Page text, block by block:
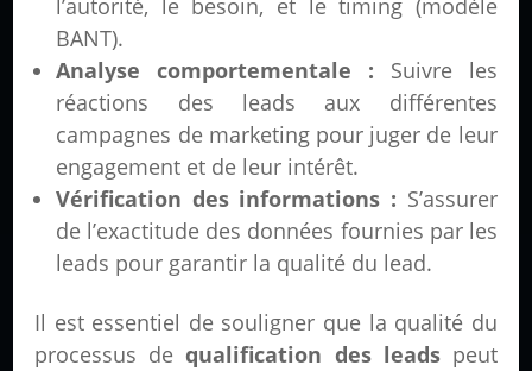
l’autorité, le besoin, et le timing (modèle
BANT).
Analyse comportementale : Suivre les
réactions des leads aux différentes
campagnes de marketing pour juger de leur
engagement et de leur intérêt.
Vérification des informations : S’assurer
de l’exactitude des données fournies par les
leads pour garantir la qualité du lead.
Il est essentiel de souligner que la qualité du
processus dequalification des leadspeut